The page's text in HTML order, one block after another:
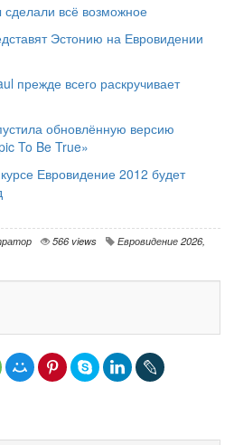
всё возможное
Эстонию на Евровидении
прежде всего раскручивает
обновлённую версию
To Be True»
Евровидение 2012 будет
566 views Евровидение 2026,